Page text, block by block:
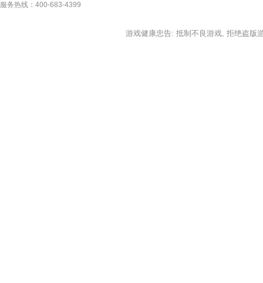
服务热线：400-683-4399
游戏健康忠告: 抵制不良游戏, 拒绝盗版